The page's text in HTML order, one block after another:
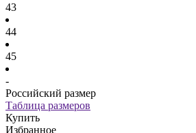
43
44
45
-
Российский размер
Таблица размеров
Купить
Избранное